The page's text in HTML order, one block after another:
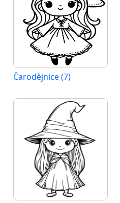
Čarodějnice (7)